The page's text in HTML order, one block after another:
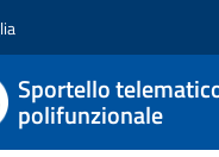
Sportello
polifunzionale